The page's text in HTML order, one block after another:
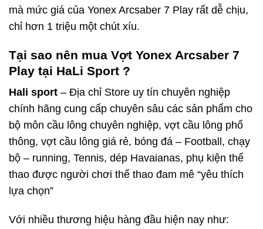
mà mức giá của Yonex Arcsaber 7 Play rất dễ chịu,
chỉ hơn 1 triệu một chút xíu.
Tại sao nên mua Vợt Yonex Arcsaber 7
Play tại HaLi Sport ?
Hali sport – Địa chỉ Store uy tín chuyên nghiệp
chính hãng cung cấp chuyên sâu các sản phẩm cho
bộ môn cầu lông chuyên nghiệp, vợt cầu lông phổ
thông, vợt cầu lông giá rẻ, bóng đá – Football, chạy
bộ – running, Tennis, dép Havaianas, phụ kiện thể
thao được người chơi thể thao đam mê “yêu thích
lựa chọn”
Với nhiều thương hiệu hàng đầu hiện nay như: